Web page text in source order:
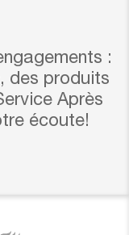
:
des produits
Après
écoute!